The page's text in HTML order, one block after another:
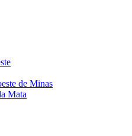
de Minas
Mata